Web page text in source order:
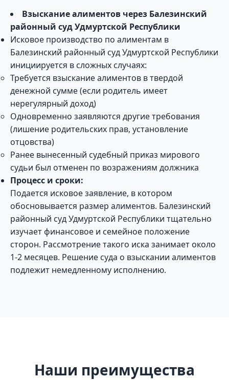
Взыскание алиментов через Балезинский
районный суд Удмуртской Республики
Исковое производство по алиментам в
Балезинский районный суд Удмуртской Республики
инициируется в сложных случаях:
Требуется взыскание алиментов в твердой
денежной сумме (если родитель имеет
нерегулярный доход)
Одновременно заявляются другие требования
(лишение родительских прав, установление
отцовства)
Ранее вынесенный судебный приказ мирового
судьи был отменен по возражениям должника
Процесс и сроки:
Подается исковое заявление, в котором
обосновывается размер алиментов. Балезинский
районный суд Удмуртской Республики тщательно
изучает финансовое и семейное положение
сторон. Рассмотрение такого иска занимает около
1-2 месяцев. Решение суда о взыскании алиментов
подлежит немедленному исполнению.
Наши преимущества